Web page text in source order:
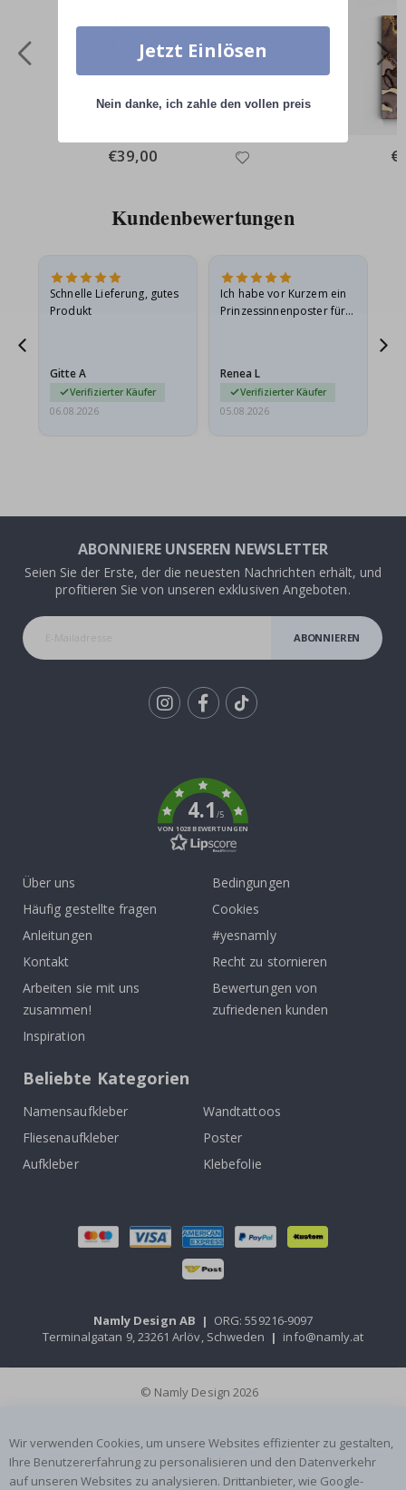
Special
Price
€39,00
Kundenbewertungen
Schnelle Lieferung, gutes
Produkt
Gitte A
Verifizierter Käufer
06.08.2026
Ich habe vor Kurzem ein
Prinzessinnenposter für
beschädigt…
Renea L
Verifizierter Käufer
05.08.2026
ABONNIERE UNSEREN NEWSLETTER
Seien Sie der Erste, der die neuesten Nachrichten erhält, und
profitieren Sie von unseren exklusiven Angeboten.
ABONNIEREN
4.1/5
VON 1028 BEWERTUNGEN
Über uns
Häufig gestellte fragen
Anleitungen
Kontakt
Arbeiten sie mit uns
zusammen!
Inspiration
Bedingungen
Cookies
#yesnamly
Recht zu stornieren
Bewertungen von
zufriedenen kunden
Beliebte Kategorien
Namensaufkleber
Wandtattoos
Fliesenaufkleber
Poster
Aufkleber
Klebefolie
Namly Design AB | ORG: 559216-9097
Terminalgatan 9, 23261 Arlöv, Schweden | info@namly.at
© Namly Design 2026
Wir verwenden Cookies, um unsere Websites effizienter zu gestalten,
Ihre Benutzererfahrung zu personalisieren und den Datenverkehr
auf unseren Websites zu analysieren. Drittanbieter, wie Google-
Jetzt Einlösen
Nein danke, ich zahle den vollen preis